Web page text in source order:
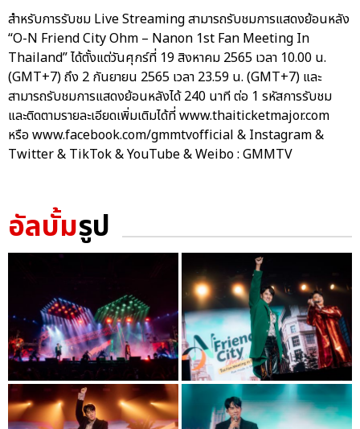
สำหรับการรับชม Live Streaming สามารถรับชมการแสดงย้อนหลัง
“O-N Friend City Ohm – Nanon 1st Fan Meeting In
Thailand” ได้ตั้งแต่วันศุกร์ที่ 19 สิงหาคม 2565 เวลา 10.00 น.
(GMT+7) ถึง 2 กันยายน 2565 เวลา 23.59 น. (GMT+7) และ
สามารถรับชมการแสดงย้อนหลังได้ 240 นาที ต่อ 1 รหัสการรับชม
และติดตามรายละเอียดเพิ่มเติมได้ที่ www.thaiticketmajor.com
หรือ www.facebook.com/gmmtvofficial & Instagram &
Twitter & TikTok & YouTube & Weibo : GMMTV
อัลบั้มรูป